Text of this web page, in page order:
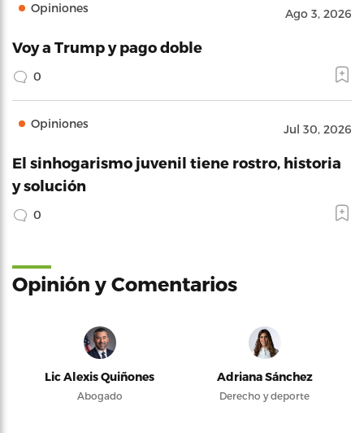
Opiniones Ago 3, 2026
Voy a Trump y pago doble
0
Opiniones Jul 30, 2026
El sinhogarismo juvenil tiene rostro, historia
y solución
0
Opinión y Comentarios
Lic Alexis Quiñones
Abogado
Adriana Sánchez
Derecho y deporte